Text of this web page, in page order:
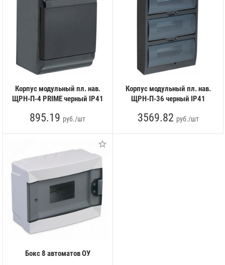
Корпус модульный пл. нав.
ЩРН-П-4 PRIME черный IP41
895.19 руб./шт
Корпус модульный пл. нав.
ЩРН-П-36 черный IP41
3569.82 руб./шт
Бокс 8 автоматов ОУ